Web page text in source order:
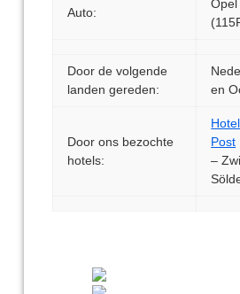
Auto:
Opel
Door de volgende
landen gereden:
en
Door ons bezochte
hotels:
Post
–